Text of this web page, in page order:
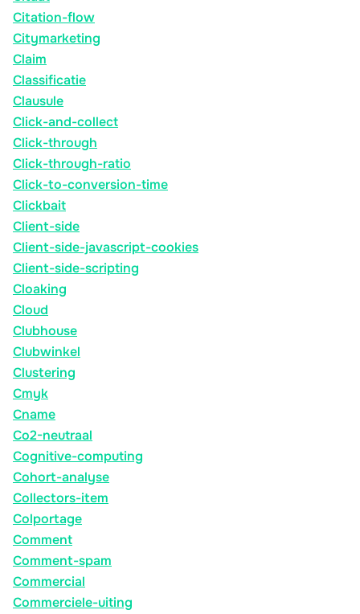
Citation-flow
Citymarketing
Claim
Classificatie
Clausule
Click-and-collect
Click-through
Click-through-ratio
Click-to-conversion-time
Clickbait
Client-side
Client-side-javascript-cookies
Client-side-scripting
Cloaking
Cloud
Clubhouse
Clubwinkel
Clustering
Cmyk
Cname
Co2-neutraal
Cognitive-computing
Cohort-analyse
Collectors-item
Colportage
Comment
Comment-spam
Commercial
Commerciele-uiting